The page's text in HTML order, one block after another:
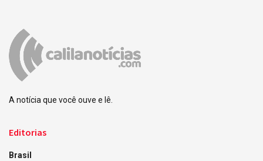
A notícia que você ouve e lê.
Editorias
Brasil